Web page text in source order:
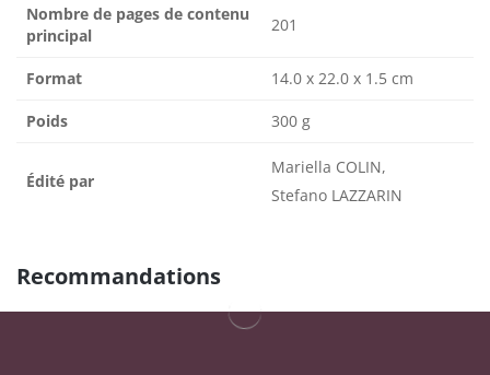
Nombre de pages de contenu
principal
201
Format 14.0 x 22.0 x 1.5 cm
Poids 300 g
Édité par
Mariella COLIN,
Stefano LAZZARIN
Recommandations